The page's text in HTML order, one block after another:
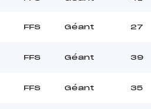
FFS Géant 27
FFS Géant 39
FFS Géant 35